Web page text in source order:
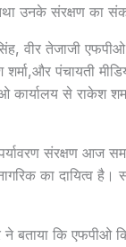
उनके संरक्षण का
वीर तेजाजी
पंचायती
से राकेश
संरक्षण
का दायित्व है।
बताया कि एफपीओ